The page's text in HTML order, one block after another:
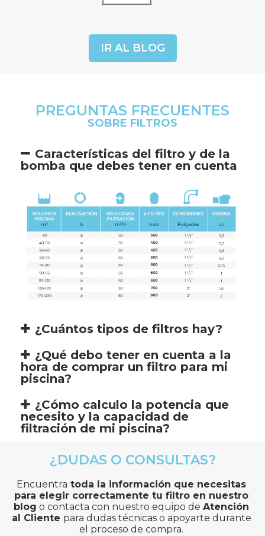
IR AL BLOG
PREGUNTAS FRECUENTES
SOBRE FILTROS
Características del filtro y de la
bomba que debes tener en cuenta
¿Cuántos tipos de filtros hay?
¿Qué debo tener en cuenta a la
hora de comprar un filtro para mi
piscina?
¿Cómo calculo la potencia que
necesito y la capacidad de
filtración de mi piscina?
¿DUDAS O CONSULTAS?
Encuentra toda la información que necesitas
para elegir correctamente tu filtro en nuestro
blog o contacta con nuestro equipo de Atención
al Cliente para dudas técnicas o apoyarte durante
el proceso de compra.